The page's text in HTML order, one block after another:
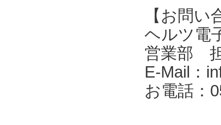
【お問い
ヘルツ電
営業部
E-Mail：
お電話：